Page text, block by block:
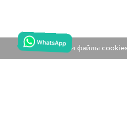
Мы используем файлы